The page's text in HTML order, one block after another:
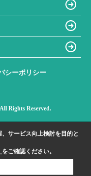
シーポリシー
Rights Reserved.
サービス向上検討を目的と
をご確認ください。